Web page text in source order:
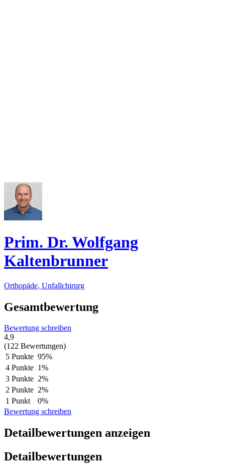
Prim. Dr. Wolfgang
Kaltenbrunner
Orthopäde, Unfallchirurg
Gesamtbewertung
Bewertung schreiben
4,9
(122 Bewertungen)
5 Punkte 95%
4 Punkte 1%
3 Punkte 2%
2 Punkte 2%
1 Punkt
0%
Bewertung schreiben
Detailbewertungen anzeigen
Detailbewertungen